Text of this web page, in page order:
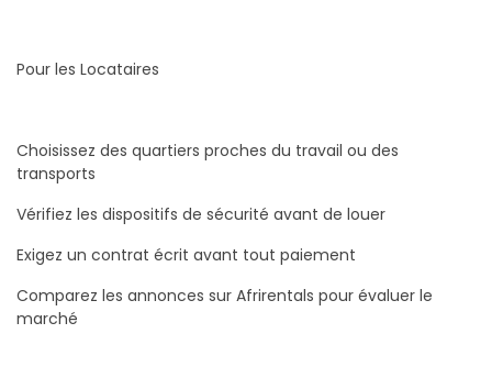
Pour les Locataires
Choisissez des quartiers proches du travail ou des
transports
Vérifiez les dispositifs de sécurité avant de louer
Exigez un contrat écrit avant tout paiement
Comparez les annonces sur Afrirentals pour évaluer le
marché